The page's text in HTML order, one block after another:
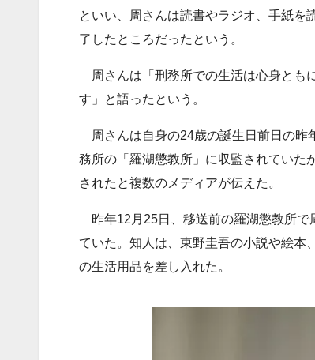
といい、周さんは読書やラジオ、手紙を
了したところだったという。
周さんは「刑務所での生活は心身とも
す」と語ったという。
周さんは自身の24歳の誕生日前日の昨
務所の「羅湖懲教所」に収監されていた
されたと複数のメディアが伝えた。
昨年12月25日、移送前の羅湖懲教所で
ていた。知人は、東野圭吾の小説や絵本
の生活用品を差し入れた。